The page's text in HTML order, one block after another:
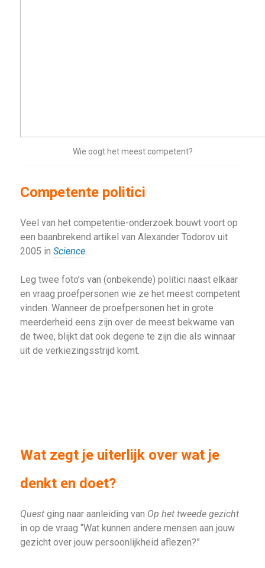
Wie oogt het meest competent?
Competente politici
Veel van het competentie-onderzoek bouwt voort op
een baanbrekend artikel van Alexander Todorov uit
2005 in Science
Leg twee foto’s van (onbekende) politici naast elkaar
en vraag proefpersonen wie ze het meest competent
vinden. Wanneer de proefpersonen het in grote
meerderheid eens zijn over de meest bekwame van
de twee, blijkt dat ook degene te zijn die als winnaar
uit de verkiezingsstrijd komt.
Wat zegt je uiterlijk over wat je
denkt en doet?
Quest ging naar aanleiding van Op het tweede gezicht
in op de vraag “Wat kunnen andere mensen aan jouw
gezicht over jouw persoonlijkheid aflezen?”